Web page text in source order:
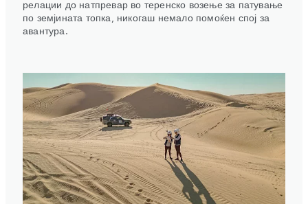
релации до натпревар во теренско возење за патување
по земјината топка, никогаш немало помоќен спој за
авантура.